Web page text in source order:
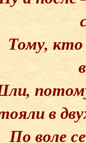
Тому,
в
По воле